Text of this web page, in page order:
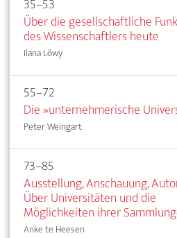
35–53
Über die gesellschaftliche
des Wissenschaftlers heute
Ilana Löwy
55–72
Die »unternehmerische
Peter Weingart
73–85
Ausstellung, Anschauung,
Über Universitäten und die
Möglichkeiten ihrer
Anke te Heesen